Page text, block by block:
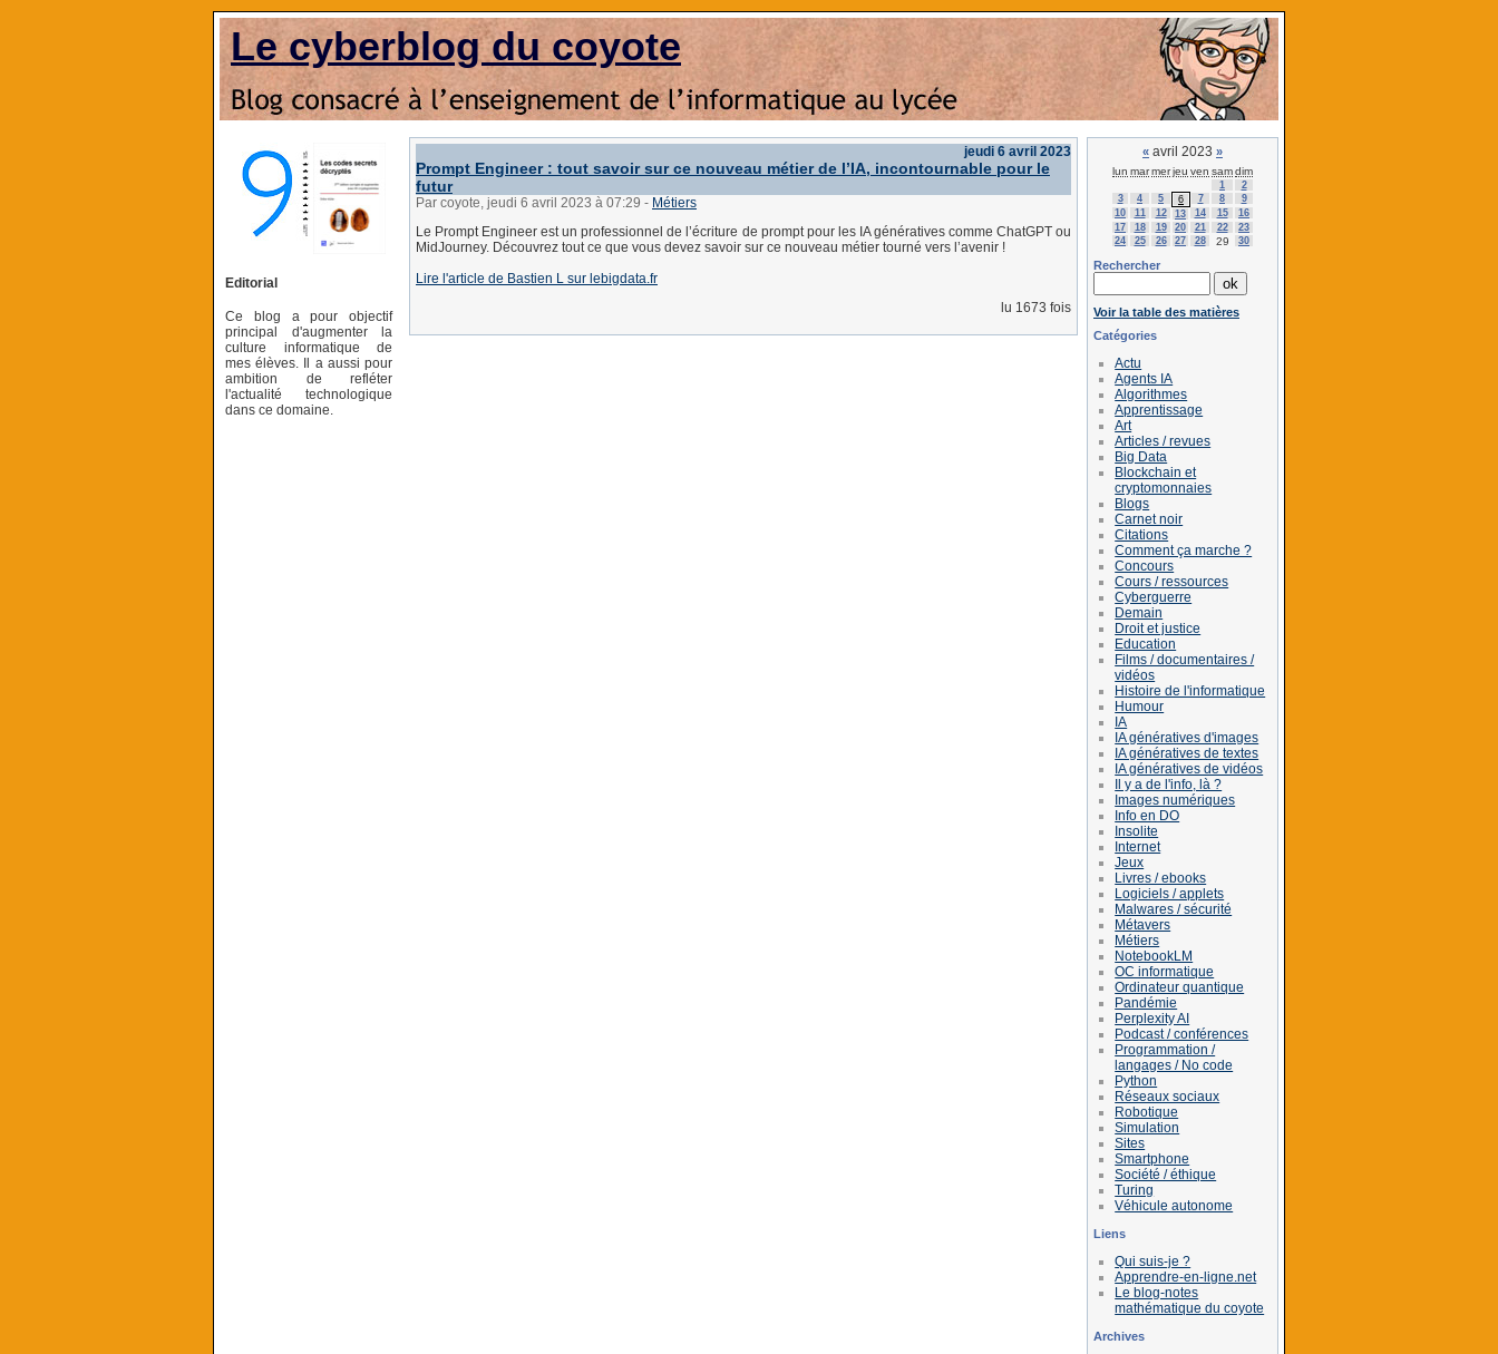
Le cyberblog du coyote
Editorial
Ce blog a pour objectif
principal d'augmenter la
culture informatique de
mes élèves. Il a aussi pour
ambition de refléter
l'actualité technologique
dans ce domaine.
jeudi 6 avril 2023
Prompt Engineer : tout savoir sur ce nouveau métier de l’IA, incontournable pour le
futur
Par coyote, jeudi 6 avril 2023 à 07:29 - Métiers
Le Prompt Engineer est un professionnel de l’écriture de prompt pour les IA génératives comme ChatGPT ou
MidJourney. Découvrez tout ce que vous devez savoir sur ce nouveau métier tourné vers l’avenir !
Lire l'article de Bastien L sur lebigdata.fr
lu 1673 fois
« avril 2023 »
lun marmerjeu ven samdim
1
2
3
4 5 6 7 8
9
10
11 12 13 14 15
16
17
18 19 20 21 22
23
24
25 26 27 28 29 30
Rechercher
Voir la table des matières
Catégories
Actu
Agents IA
Algorithmes
Apprentissage
Art
Articles / revues
Big Data
Blockchain et
cryptomonnaies
Blogs
Carnet noir
Citations
Comment ça marche ?
Concours
Cours / ressources
Cyberguerre
Demain
Droit et justice
Education
Films / documentaires /
vidéos
Histoire de l'informatique
Humour
IA
IA génératives d'images
IA génératives de textes
IA génératives de vidéos
Il y a de l'info, là ?
Images numériques
Info en DO
Insolite
Internet
Jeux
Livres / ebooks
Logiciels / applets
Malwares / sécurité
Métavers
Métiers
NotebookLM
OC informatique
Ordinateur quantique
Pandémie
Perplexity AI
Podcast / conférences
Programmation /
langages / No code
Python
Réseaux sociaux
Robotique
Simulation
Sites
Smartphone
Société / éthique
Turing
Véhicule autonome
Liens
Qui suis-je ?
Apprendre-en-ligne.net
Le blog-notes
mathématique du coyote
Archives